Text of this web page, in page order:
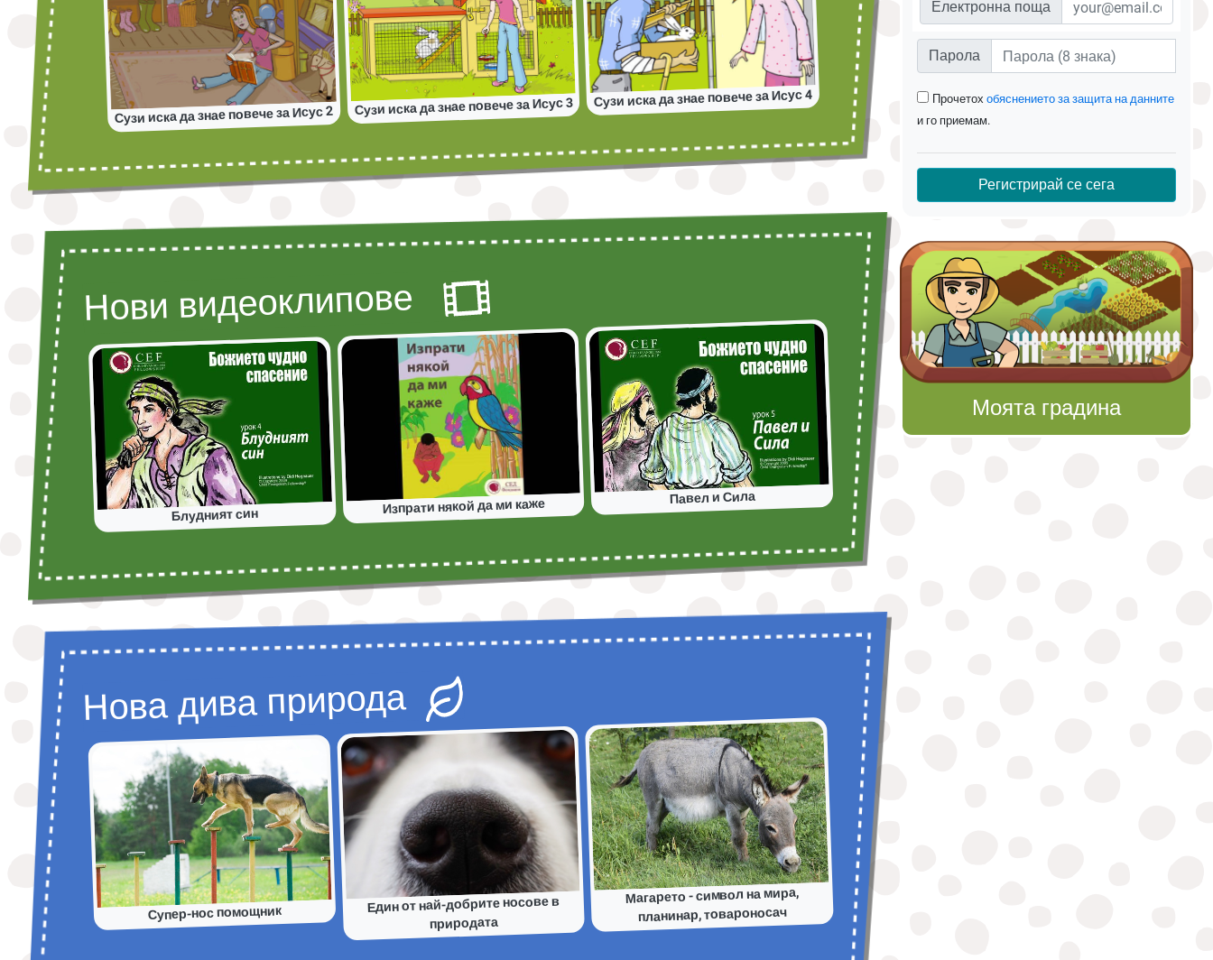
Сузи иска да знае повече за Исус 2 Сузи иска да знае повече за Исус 3 Сузи иска да знае повече за Исус 4
Нови видеоклипове
Блудният син Изпрати някой да ми каже Павел и Сила
Нова дива природа
Супер-нос помощник Един от най-добрите носове в
природата
Магарето - символ на мира,
планинар, товароносач
Електронна поща
Парола
Прочетох обяснението за защита на данните
и го приемам.
Регистрирай се сега
Моята градина